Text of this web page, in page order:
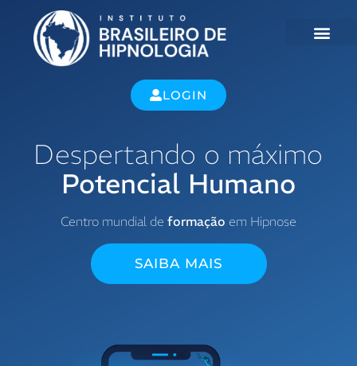
LOGIN
Despertando o máximo
Potencial Humano
Centro mundial de formação em Hipnose
SAIBA MAIS